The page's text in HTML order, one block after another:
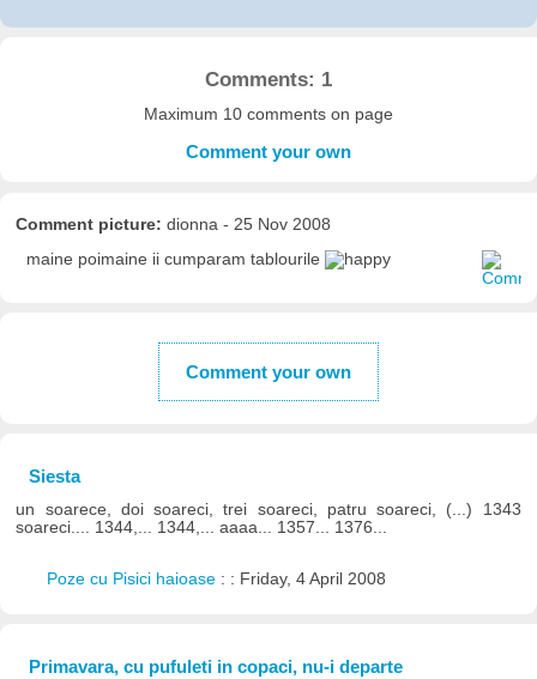
Comments: 1
Maximum 10 comments on page
Comment your own
Comment picture: dionna - 25 Nov 2008
maine poimaine ii cumparam tablourile
Comment your own
Siesta
un soarece, doi soareci, trei soareci, patru soareci, (...) 1343
soareci.... 1344,... 1344,... aaaa... 1357... 1376...
Poze cu Pisici haioase : : Friday, 4 April 2008
Primavara, cu pufuleti in copaci, nu-i departe